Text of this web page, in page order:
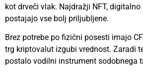
kot drveči vlak. Najdražji NFT,
postajajo vse bolj priljubljene.
Brez potrebe po fizični posesti imajo
trg kriptovalut izgubi vrednost. Zaradi
postalo vodilni instrument sodobnega